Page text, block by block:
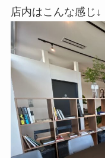
店内はこんな感じ↓